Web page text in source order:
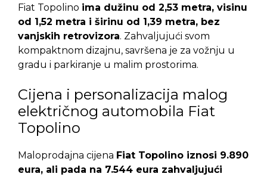
Fiat Topolino ima dužinu od 2,53 metra, visinu
od 1,52 metra i širinu od 1,39 metra, bez
vanjskih retrovizora. Zahvaljujući svom
kompaktnom dizajnu, savršena je za vožnju u
gradu i parkiranje u malim prostorima.
Cijena i personalizacija malog
električnog automobila Fiat
Topolino
Maloprodajna cijena Fiat Topolino iznosi 9.890
eura, ali pada na 7.544 eura zahvaljujući